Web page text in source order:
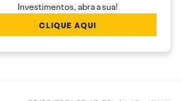
Investimentos, abra a sua!
CLIQUE AQUI